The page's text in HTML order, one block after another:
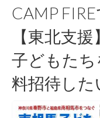
CAMP
【東北支
子どもた
料招待した